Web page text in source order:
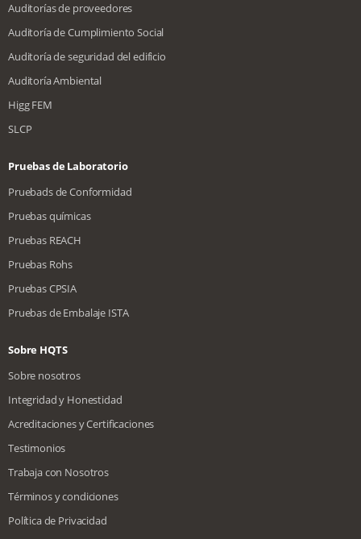
Auditorías de proveedores
Auditoría de Cumplimiento Social
Auditoría de seguridad del edificio
Auditoría Ambiental
Higg FEM
SLCP
Pruebas de Laboratorio
Pruebads de Conformidad
Pruebas químicas
Pruebas REACH
Pruebas Rohs
Pruebas CPSIA
Pruebas de Embalaje ISTA
Sobre HQTS
Sobre nosotros
Integridad y Honestidad
Acreditaciones y Certificaciones
Testimonios
Trabaja con Nosotros
Términos y condiciones
Política de Privacidad